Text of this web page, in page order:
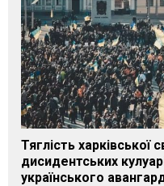
Тяглість харківської
дисидентських
українського